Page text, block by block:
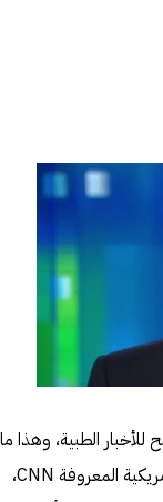
الطبية، وهذا ما
جعله من أهم المذيعين لدى الشبكة الأخبارية الأمريكية المعروفة CNN،